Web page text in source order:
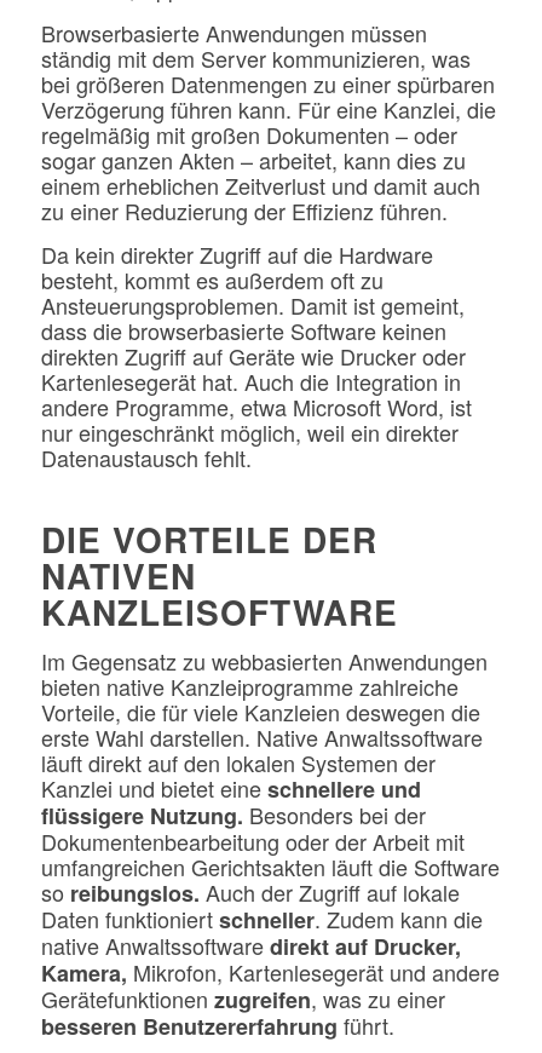
Browserbasierte Anwendungen müssen
ständig mit dem Server kommunizieren, was
bei größeren Datenmengen zu einer spürbaren
Verzögerung führen kann. Für eine Kanzlei, die
regelmäßig mit großen Dokumenten – oder
sogar ganzen Akten – arbeitet, kann dies zu
einem erheblichen Zeitverlust und damit auch
zu einer Reduzierung der Effizienz führen.
Da kein direkter Zugriff auf die Hardware
besteht, kommt es außerdem oft zu
Ansteuerungsproblemen. Damit ist gemeint,
dass die browserbasierte Software keinen
direkten Zugriff auf Geräte wie Drucker oder
Kartenlesegerät hat. Auch die Integration in
andere Programme, etwa Microsoft Word, ist
nur eingeschränkt möglich, weil ein direkter
Datenaustausch fehlt.
DIE VORTEILE DER
NATIVEN
KANZLEISOFTWARE
Im Gegensatz zu webbasierten Anwendungen
bieten native Kanzleiprogramme zahlreiche
Vorteile, die für viele Kanzleien deswegen die
erste Wahl darstellen. Native Anwaltssoftware
läuft direkt auf den lokalen Systemen der
Kanzlei und bietet eineschnellere und
flüssigere Nutzung. Besonders bei der
Dokumentenbearbeitung oder der Arbeit mit
umfangreichen Gerichtsakten läuft die Software
so reibungslos. Auch der Zugriff auf lokale
Daten funktioniertschneller. Zudem kann die
native Anwaltssoftwaredirekt auf Drucker,
Kamera, Mikrofon, Kartenlesegerät und andere
Gerätefunktionen zugreifen, was zu einer
besseren Benutzererfahrung führt.